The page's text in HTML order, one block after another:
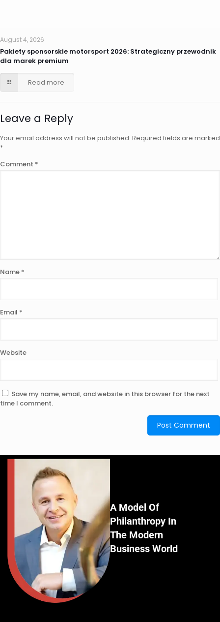
August 4, 2026
Pakiety sponsorskie motorsport 2026: Strategiczny przewodnik
dla marek premium
Read more
Leave a Reply
Your email address will not be published. Required fields are marked
*
Comment *
Name *
Email *
Website
Save my name, email, and website in this browser for the next
time I comment.
A Model Of
Philanthropy In
The Modern
Business World